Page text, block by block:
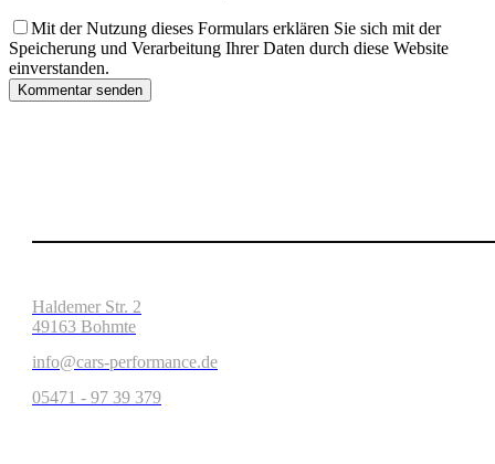
Mit der Nutzung dieses Formulars erklären Sie sich mit der
Speicherung und Verarbeitung Ihrer Daten durch diese Website
einverstanden.
Kommentar senden
Haldemer Str. 2
49163 Bohmte
info@cars-performance.de
05471 - 97 39 379